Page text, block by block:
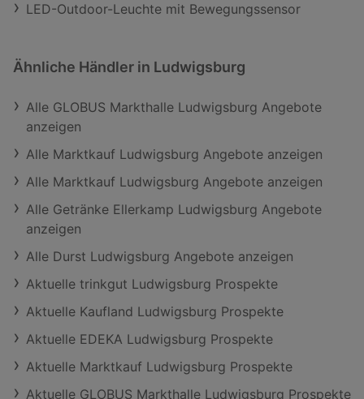
LED-Outdoor-Leuchte mit Bewegungssensor
Ähnliche Händler in Ludwigsburg
Alle GLOBUS Markthalle Ludwigsburg Angebote
anzeigen
Alle Marktkauf Ludwigsburg Angebote anzeigen
Alle Marktkauf Ludwigsburg Angebote anzeigen
Alle Getränke Ellerkamp Ludwigsburg Angebote
anzeigen
Alle Durst Ludwigsburg Angebote anzeigen
Aktuelle trinkgut Ludwigsburg Prospekte
Aktuelle Kaufland Ludwigsburg Prospekte
Aktuelle EDEKA Ludwigsburg Prospekte
Aktuelle Marktkauf Ludwigsburg Prospekte
Aktuelle GLOBUS Markthalle Ludwigsburg Prospekte